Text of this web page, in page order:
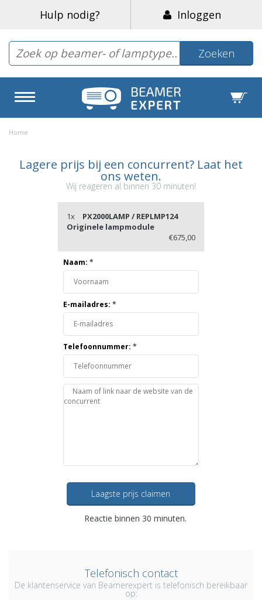
Hulp nodig? Inloggen
Zoeken
Home
Lagere prijs bij een concurrent? Laat het
ons weten.
Wij reageren al binnen 30 minuten!
1x
PX2000LAMP / REPLMP124
Originele lampmodule
€675,00
Naam: *
E-mailadres: *
Telefoonnummer: *
Laagste prijs claimen
Reactie binnen 30 minuten.
Telefonisch contact
De klantenservice van Beamerexpert is telefonisch bereikbaar
op: